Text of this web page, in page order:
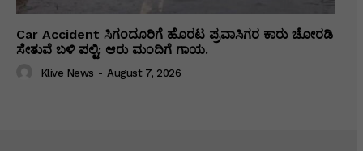
Car Accident ಸಿಗಂದೂರಿಗೆ ಹೊರಟ ಪ್ರವಾಸಿಗರ ಕಾರು ಚೋರಡಿ
ಸೇತುವೆ ಬಳಿ ಪಲ್ಟಿ: ಆರು ಮಂದಿಗೆ ಗಾಯ.
Klive News - August 7, 2026